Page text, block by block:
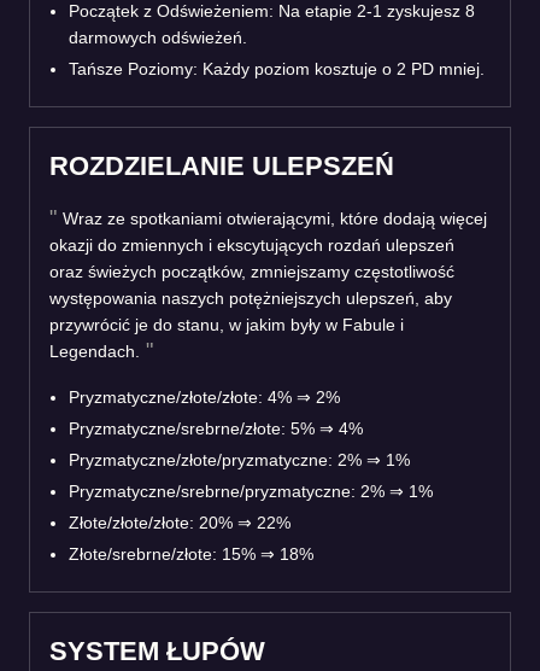
Początek z Odświeżeniem: Na etapie 2-1 zyskujesz 8
darmowych odświeżeń.
Tańsze Poziomy: Każdy poziom kosztuje o 2 PD mniej.
ROZDZIELANIE ULEPSZEŃ
Wraz ze spotkaniami otwierającymi, które dodają więcej
okazji do zmiennych i ekscytujących rozdań ulepszeń
oraz świeżych początków, zmniejszamy częstotliwość
występowania naszych potężniejszych ulepszeń, aby
przywrócić je do stanu, w jakim były w Fabule i
Legendach.
Pryzmatyczne/złote/złote: 4% ⇒ 2%
Pryzmatyczne/srebrne/złote: 5% ⇒ 4%
Pryzmatyczne/złote/pryzmatyczne: 2% ⇒ 1%
Pryzmatyczne/srebrne/pryzmatyczne: 2% ⇒ 1%
Złote/złote/złote: 20% ⇒ 22%
Złote/srebrne/złote: 15% ⇒ 18%
SYSTEM ŁUPÓW